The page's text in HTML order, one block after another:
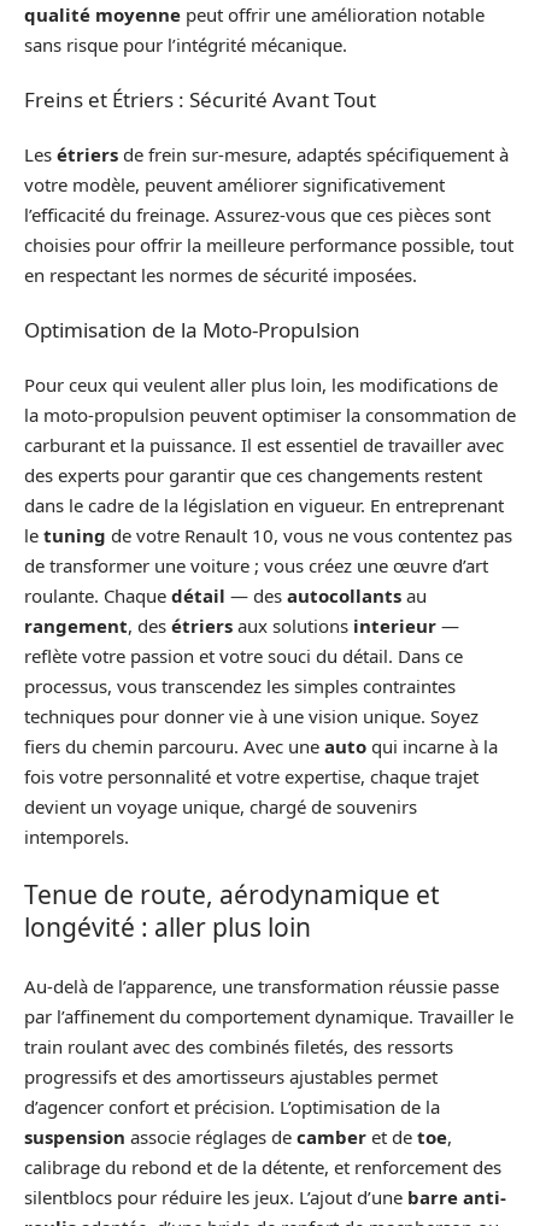
qualité moyenne peut offrir une amélioration notable
sans risque pour l’intégrité mécanique.
Freins et Étriers : Sécurité Avant Tout
Les étriers de frein sur-mesure, adaptés spécifiquement à
votre modèle, peuvent améliorer significativement
l’efficacité du freinage. Assurez-vous que ces pièces sont
choisies pour offrir la meilleure performance possible, tout
en respectant les normes de sécurité imposées.
Optimisation de la Moto-Propulsion
Pour ceux qui veulent aller plus loin, les modifications de
la moto-propulsion peuvent optimiser la consommation de
carburant et la puissance. Il est essentiel de travailler avec
des experts pour garantir que ces changements restent
dans le cadre de la législation en vigueur. En entreprenant
le tuning de votre Renault 10, vous ne vous contentez pas
de transformer une voiture ; vous créez une œuvre d’art
roulante. Chaque détail — des autocollants au
rangement, des étriers aux solutions interieur —
reflète votre passion et votre souci du détail. Dans ce
processus, vous transcendez les simples contraintes
techniques pour donner vie à une vision unique. Soyez
fiers du chemin parcouru. Avec une auto qui incarne à la
fois votre personnalité et votre expertise, chaque trajet
devient un voyage unique, chargé de souvenirs
intemporels.
Tenue de route, aérodynamique et
longévité : aller plus loin
Au-delà de l’apparence, une transformation réussie passe
par l’affinement du comportement dynamique. Travailler le
train roulant avec des combinés filetés, des ressorts
progressifs et des amortisseurs ajustables permet
d’agencer confort et précision. L’optimisation de la
suspension associe réglages de camber et de toe,
calibrage du rebond et de la détente, et renforcement des
silentblocs pour réduire les jeux. L’ajout d’une barre anti-